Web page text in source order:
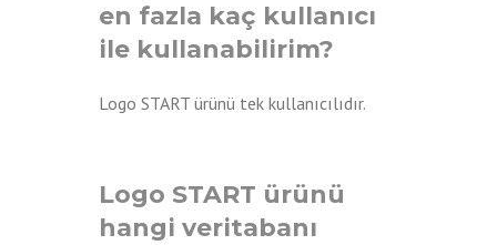
en fazla kaç kullanıcı
ile kullanabilirim?
Logo START ürünü tek kullanıcılıdır.
Logo START ürünü
hangi veritabanı